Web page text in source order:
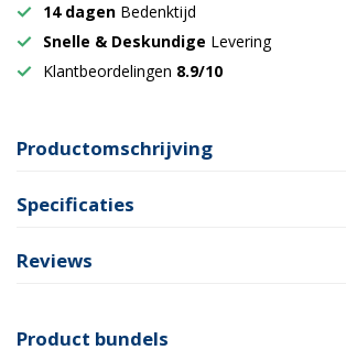
14 dagen Bedenktijd
Snelle & Deskundige Levering
Klantbeordelingen 8.9/10
Productomschrijving
Specificaties
Reviews
Product bundels